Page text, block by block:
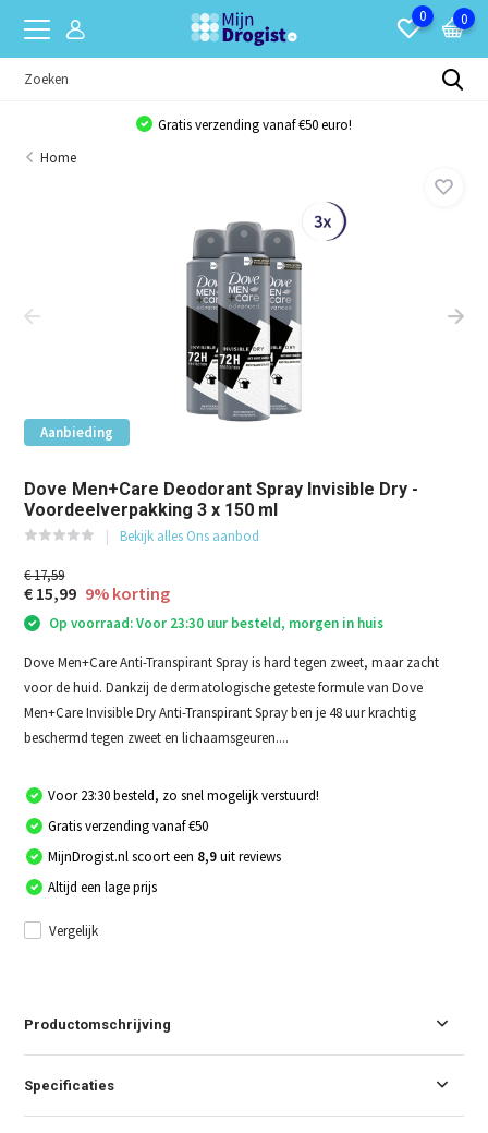
0 0
Gratis verzending vanaf €50 euro!
Home
Aanbieding
Dove Men+Care Deodorant Spray Invisible Dry -
Voordeelverpakking 3 x 150 ml
Bekijk alles Ons aanbod
€ 17,59
€ 15,99 9% korting
Op voorraad: Voor 23:30 uur besteld, morgen in huis
Dove Men+Care Anti-Transpirant Spray is hard tegen zweet, maar zacht
voor de huid. Dankzij de dermatologische geteste formule van Dove
Men+Care Invisible Dry Anti-Transpirant Spray ben je 48 uur krachtig
beschermd tegen zweet en lichaamsgeuren....
Voor 23:30 besteld, zo snel mogelijk verstuurd!
Gratis verzending vanaf €50
MijnDrogist.nl scoort een 8,9uit reviews
Altijd een lage prijs
Vergelijk
Productomschrijving
Specificaties